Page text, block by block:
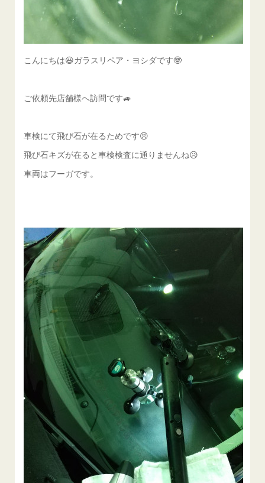
こんにちは😃ガラスリペア・ヨシダです🤓
ご依頼先店舗様へ訪問です🚙
車検にて飛び石が在るためです😣
飛び石キズが在ると車検検査に通りませんね😥
車両はフーガです。